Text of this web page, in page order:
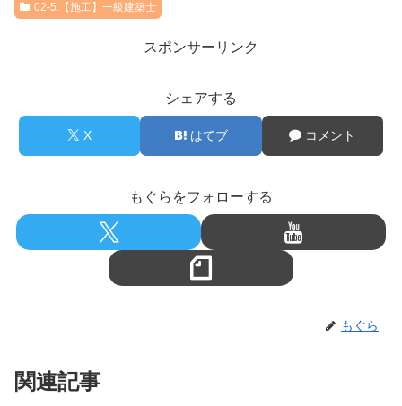
02-5.【施工】一級建築士
スポンサーリンク
シェアする
X はてブ コメント
もぐらをフォローする
もぐら
関連記事